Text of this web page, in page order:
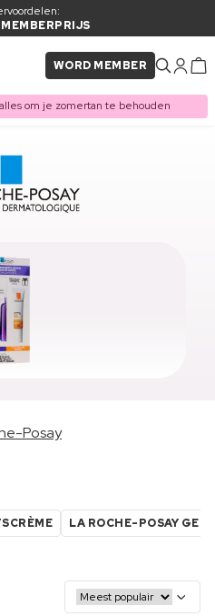
WORD MEMBER
om je zomertan te behouden
Posay
LA ROCHE-POSAY